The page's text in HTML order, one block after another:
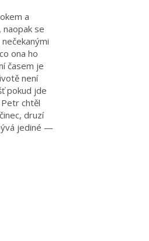
a
se
ona ho
časem je
není
pokud jde
chtěl
druzí
jediné —